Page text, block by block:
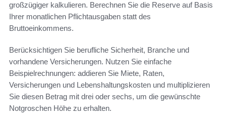
großzügiger kalkulieren. Berechnen Sie die Reserve auf Basis
Ihrer monatlichen Pflichtausgaben statt des
Bruttoeinkommens.
Berücksichtigen Sie berufliche Sicherheit, Branche und
vorhandene Versicherungen. Nutzen Sie einfache
Beispielrechnungen: addieren Sie Miete, Raten,
Versicherungen und Lebenshaltungskosten und multiplizieren
Sie diesen Betrag mit drei oder sechs, um die gewünschte
Notgroschen Höhe zu erhalten.